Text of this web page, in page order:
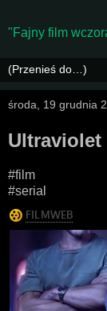
"Fajny film
środa, 19 grudnia
Ultraviolet
#film
#serial